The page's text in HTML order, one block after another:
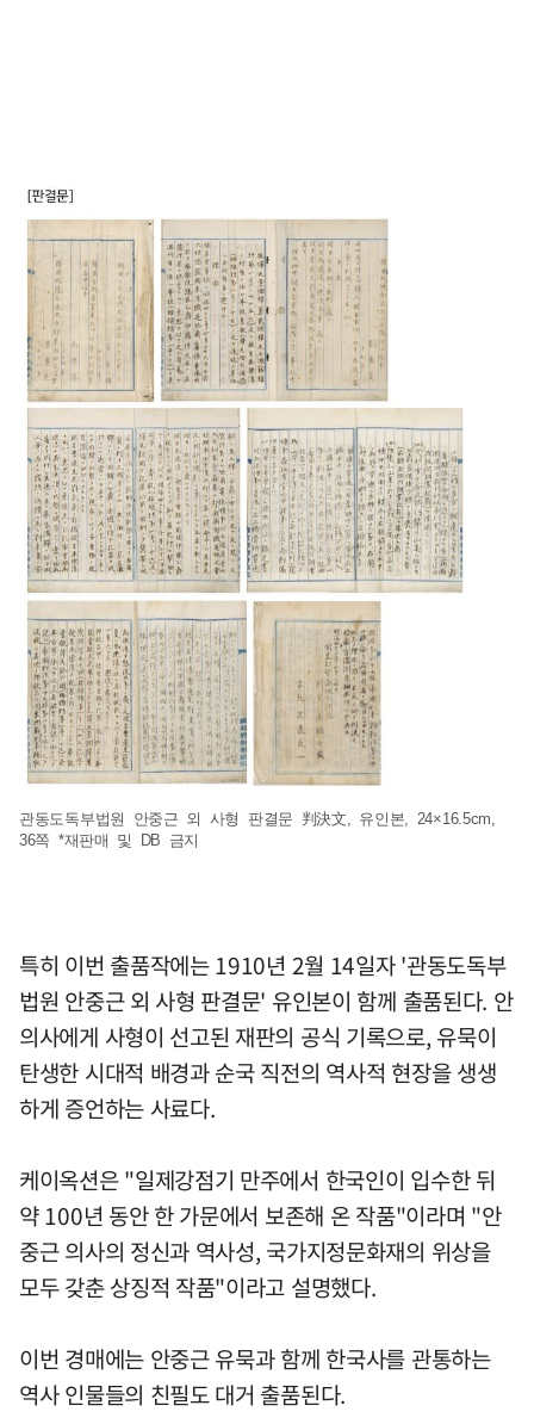
관동도독부법원 안중근 외 사형 판결문 判決文, 유인본, 24×16.5cm,
36쪽 *재판매 및 DB 금지
특히 이번 출품작에는 1910년 2월 14일자 '관동도독부
법원 안중근 외 사형 판결문' 유인본이 함께 출품된다. 안
의사에게 사형이 선고된 재판의 공식 기록으로, 유묵이
탄생한 시대적 배경과 순국 직전의 역사적 현장을 생생
하게 증언하는 사료다.
케이옥션은 "일제강점기 만주에서 한국인이 입수한 뒤
약 100년 동안 한 가문에서 보존해 온 작품"이라며 "안
중근 의사의 정신과 역사성, 국가지정문화재의 위상을
모두 갖춘 상징적 작품"이라고 설명했다.
이번 경매에는 안중근 유묵과 함께 한국사를 관통하는
역사 인물들의 친필도 대거 출품된다.